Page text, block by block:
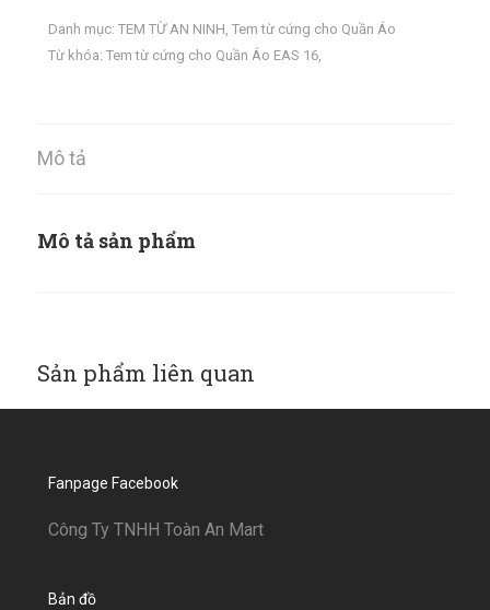
Danh mục: TEM TỪ AN NINH, Tem từ cứng cho Quần Áo
Từ khóa: Tem từ cứng cho Quần Áo EAS 16,
Mô tả
Mô tả sản phẩm
Sản phẩm liên quan
Fanpage Facebook
Công Ty TNHH Toàn An Mart
Bản đồ